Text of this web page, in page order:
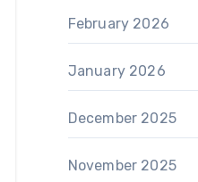
February 2026
January 2026
December 2025
November 2025